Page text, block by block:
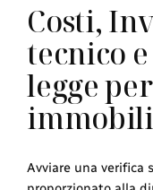
Costi,
tecnico
legge
Avviare una verifica